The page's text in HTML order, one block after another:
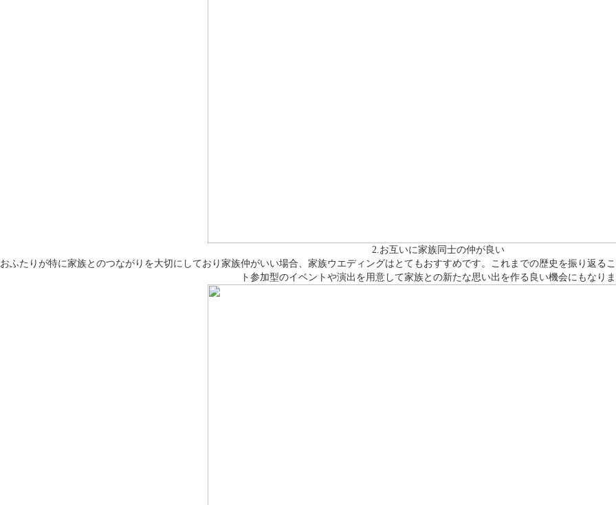
2.お互いに家族同士の仲が良い
おふたりが特に家族とのつながりを大切にしており家族仲がいい場合、家族ウエディングはとてもおすすめです。これまでの歴史を振り返る
ト参加型のイベントや演出を用意して家族との新たな思い出を作る良い機会にもなり